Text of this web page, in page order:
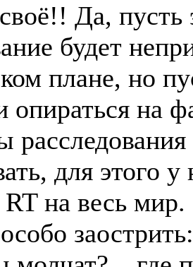
Да, пусть
будет
плане, но
опираться на
для этого у
на весь мир.